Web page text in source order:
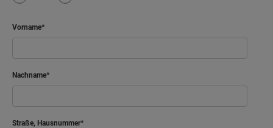
Vorname
Nachname
Straße, Hausnummer